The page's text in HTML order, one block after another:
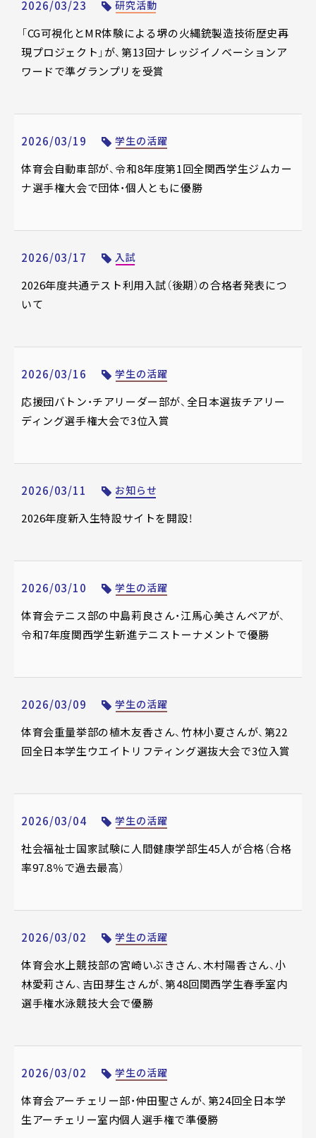
2026/03/23 研究活動
「CG可視化とMR体験による堺の火縄銃製造技術歴史再
現プロジェクト」が、第13回ナレッジイノベーションア
ワードで準グランプリを受賞
2026/03/19 学生の活躍
体育会自動車部が、令和8年度第1回全関西学生ジムカー
ナ選手権大会で団体・個人ともに優勝
2026/03/17 入試
2026年度共通テスト利用入試（後期）の合格者発表につ
いて
2026/03/16 学生の活躍
応援団バトン・チアリーダー部が、全日本選抜チアリー
ディング選手権大会で3位入賞
2026/03/11 お知らせ
2026年度新入生特設サイトを開設！
2026/03/10 学生の活躍
体育会テニス部の中島莉良さん・江馬心美さんペアが、
令和7年度関西学生新進テニストーナメントで優勝
2026/03/09 学生の活躍
体育会重量挙部の植木友香さん、竹林小夏さんが、第22
回全日本学生ウエイトリフティング選抜大会で3位入賞
2026/03/04 学生の活躍
社会福祉士国家試験に人間健康学部生45人が合格（合格
率97.8％で過去最高）
2026/03/02 学生の活躍
体育会水上競技部の宮崎いぶきさん、木村陽香さん、小
林愛莉さん、吉田芽生さんが、第48回関西学生春季室内
選手権水泳競技大会で優勝
2026/03/02 学生の活躍
体育会アーチェリー部・仲田聖さんが、第24回全日本学
生アーチェリー室内個人選手権で準優勝